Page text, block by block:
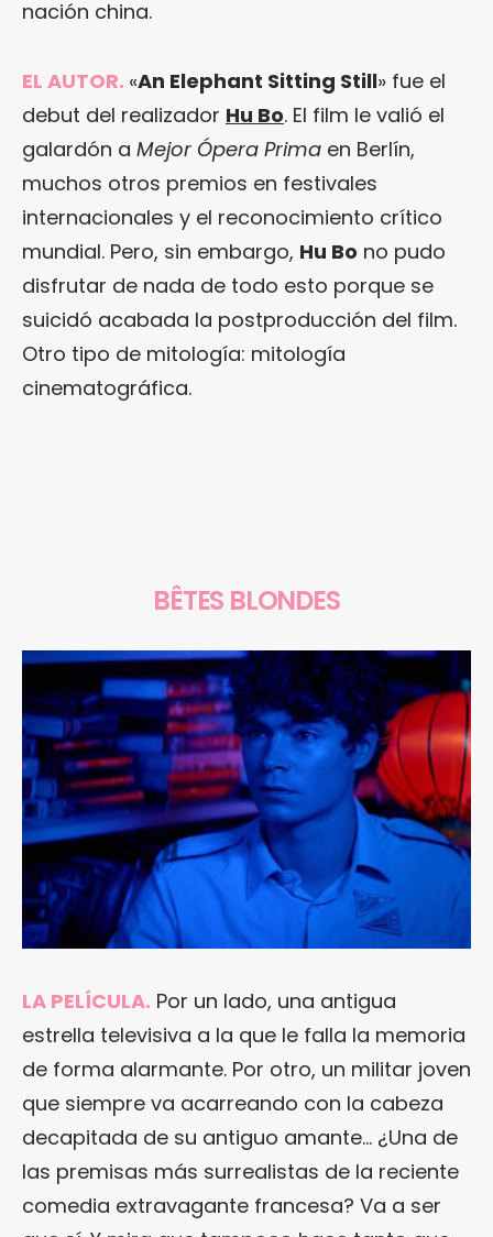
nación china.
EL AUTOR. «An Elephant Sitting Still» fue el
debut del realizador Hu Bo. El film le valió el
galardón a Mejor Ópera Prima en Berlín,
muchos otros premios en festivales
internacionales y el reconocimiento crítico
mundial. Pero, sin embargo, Hu Bo no pudo
disfrutar de nada de todo esto porque se
suicidó acabada la postproducción del film.
Otro tipo de mitología: mitología
cinematográfica.
BÊTES BLONDES
LA PELÍCULA. Por un lado, una antigua
estrella televisiva a la que le falla la memoria
de forma alarmante. Por otro, un militar joven
que siempre va acarreando con la cabeza
decapitada de su antiguo amante… ¿Una de
las premisas más surrealistas de la reciente
comedia extravagante francesa? Va a ser